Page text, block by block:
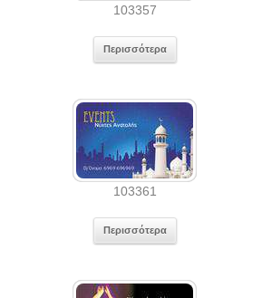
103357
Περισσότερα
103361
Περισσότερα